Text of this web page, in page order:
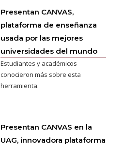
Presentan CANVAS,
plataforma de enseñanza
usada por las mejores
universidades del mundo
Estudiantes y académicos
conocieron más sobre esta
herramienta.
Presentan CANVAS en la
UAG, innovadora plataforma